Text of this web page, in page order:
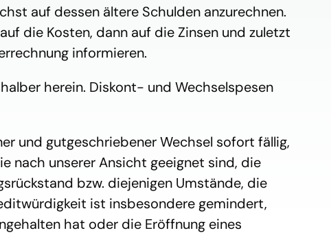
auf dessen ältere Schulden anzurechnen.
die Kosten, dann auf die Zinsen und zuletzt
informieren.
herein. Diskont- und Wechselspesen
und gutgeschriebener Wechsel sofort fällig,
nach unserer Ansicht geeignet sind, die
bzw. diejenigen Umstände, die
ist insbesondere gemindert,
hat oder die Eröffnung eines